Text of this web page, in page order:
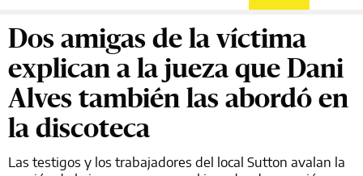
Dos amigas de la víctima
explican a la jueza que Dani
Alves también las abordó en
la discoteca
Las testigos y los trabajadores del local Sutton avalan la